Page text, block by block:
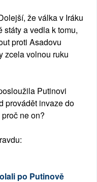
že válka v Iráku
a vedla k tomu,
proti Asadovu
zcela volnou ruku
Putinovi
provádět invaze do
ne on?
po Putinově